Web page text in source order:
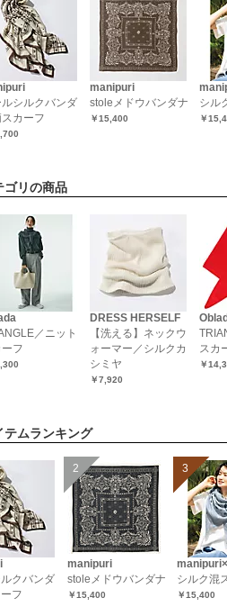
のさまざまなシー
える、機能性にも
アイテムをエクラ
アムが厳選してお
特集ページ掲載一
ラ5月号
ルシルクバンダ
カーフ
manipuri
stoleメドウバンダナ
￥15,400
シル
￥
ゴリの商品
／ニット
ーフ
DRESS HERSELF
【洗える】ネックウ
ォーマー／シルクカ
シミヤ
￥7,920
スカ
￥
テムランキング
クバンダ
フ
manipuri
stoleメドウバンダナ
￥15,400
シルク混
￥15,400